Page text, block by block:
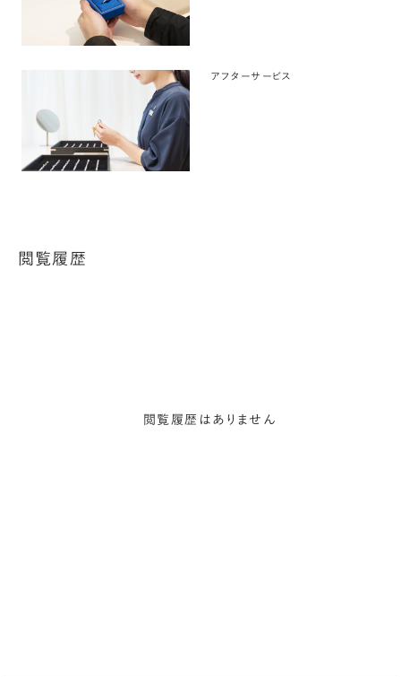
アフターサービス
閲覧履歴
閲覧履歴はありません